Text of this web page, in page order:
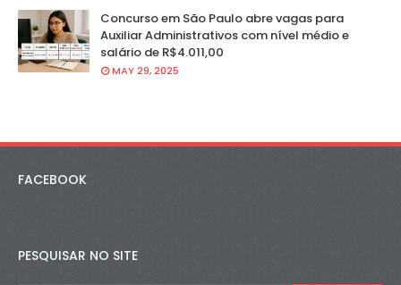
Concurso em São Paulo abre vagas para
Auxiliar Administrativos com nível médio e
salário de R$4.011,00
MAY 29, 2025
FACEBOOK
PESQUISAR NO SITE